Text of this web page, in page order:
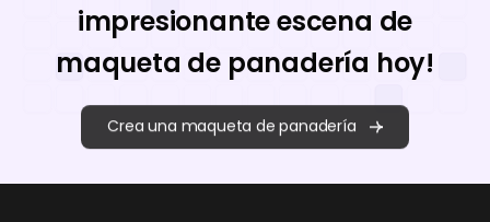
impresionante escena de
maqueta de panadería hoy!
Crea una maqueta de panadería